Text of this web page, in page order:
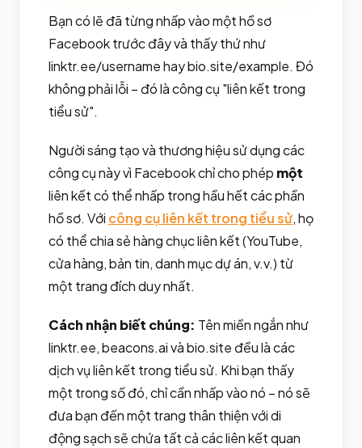
Bạn có lẽ đã từng nhấp vào một hồ sơ
Facebook trước đây và thấy thứ như
linktr.ee/username hay bio.site/example. Đó
không phải lỗi – đó là công cụ "liên kết trong
tiểu sử".
Người sáng tạo và thương hiệu sử dụng các
công cụ này vì Facebook chỉ cho phép một
liên kết có thể nhấp trong hầu hết các phần
hồ sơ. Với công cụ liên kết trong tiểu sử, họ
có thể chia sẻ hàng chục liên kết (YouTube,
cửa hàng, bản tin, danh mục dự án, v.v.) từ
một trang đích duy nhất.
Cách nhận biết chúng: Tên miền ngắn như
linktr.ee, beacons.ai và bio.site đều là các
dịch vụ liên kết trong tiểu sử. Khi bạn thấy
một trong số đó, chỉ cần nhấp vào nó – nó sẽ
đưa bạn đến một trang thân thiện với di
động sạch sẽ chứa tất cả các liên kết quan